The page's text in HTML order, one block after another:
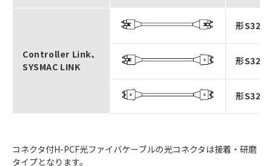
Controller Link、
SYSMAC LINK
形
形
形
コネクタ付H-PCF光ファイバケーブルの光コネクタは接着・研磨
タイプとなります。